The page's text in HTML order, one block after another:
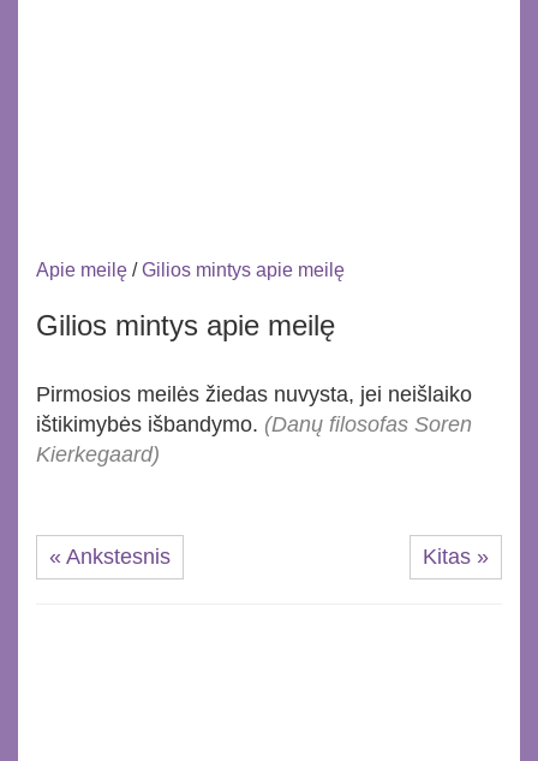
Apie meilę /Gilios mintys apie meilę
Gilios mintys apie meilę
Pirmosios meilės žiedas nuvysta, jei neišlaiko
ištikimybės išbandymo. (Danų filosofas Soren
Kierkegaard)
« Ankstesnis Kitas »